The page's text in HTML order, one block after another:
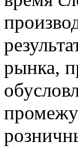
рынка,